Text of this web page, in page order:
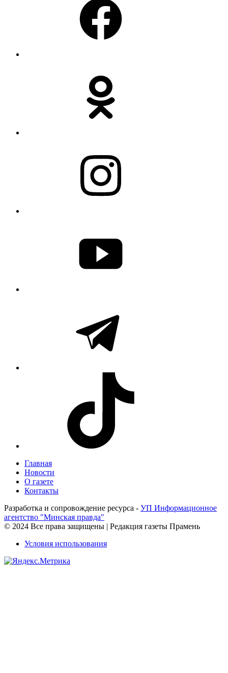
Главная
Новости
О газете
Контакты
Разработка и сопровождение ресурса - УП Информационное
агентство "Минская правда"
© 2024 Все права защищены | Редакция газеты Прамень
Условия использования